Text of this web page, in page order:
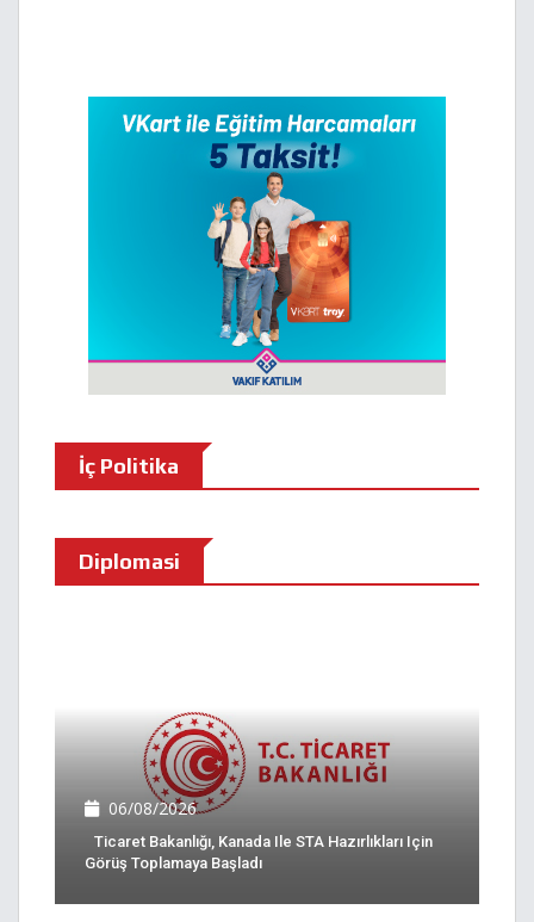
İç Politika
Diplomasi
06/08/2026
Ticaret Bakanlığı, Kanada Ile STA Hazırlıkları Için
Görüş Toplamaya Başladı